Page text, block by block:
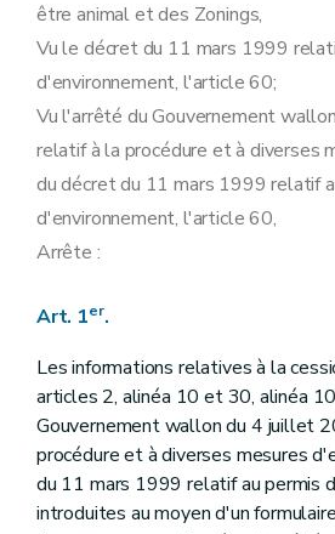
être animal et des Zonings,
Vu le décret du 11 mars 1999
d'environnement, l'article 60;
Vu l'arrêté du Gouvernement
relatif à la procédure et à diverses
du décret du 11 mars 1999 relatif
d'environnement, l'article 60,
Arrête :
Art. 1er.
Les informations relatives à la
articles 2, alinéa 10 et 30, alinéa
Gouvernement wallon du 4 juillet
procédure et à diverses mesures
du 11 mars 1999 relatif au permis
introduites au moyen d'un